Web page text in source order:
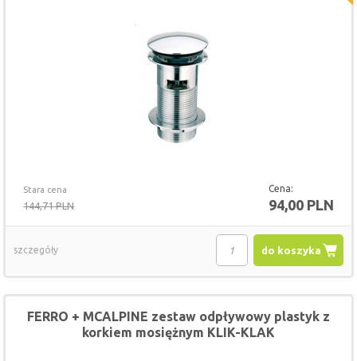
Stara cena
144,71 PLN
Cena:
94,00 PLN
do koszyka
szczegóły
FERRO + MCALPINE zestaw odpływowy plastyk z
korkiem mosiężnym KLIK-KLAK